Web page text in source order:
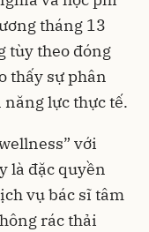
tháng 13
tùy theo đóng
thấy sự phân
lực thực tế.
với
là đặc quyền
vụ bác sĩ tâm
rác thải